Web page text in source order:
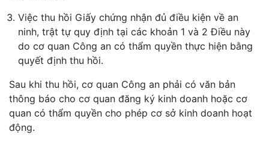
Việc thu hồi Giấy chứng nhận đủ điều kiện về an
ninh, trật tự quy định tại các khoản 1 và 2 Điều này
do cơ quan Công an có thẩm quyền thực hiện bằng
quyết định thu hồi.
Sau khi thu hồi, cơ quan Công an phải có văn bản
thông báo cho cơ quan đăng ký kinh doanh hoặc cơ
quan có thẩm quyền cho phép cơ sở kinh doanh hoạt
động.